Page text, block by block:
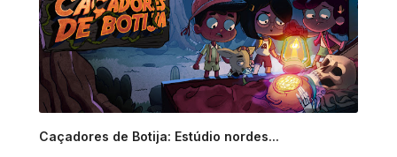
Caçadores de Botija: Estúdio nordes...